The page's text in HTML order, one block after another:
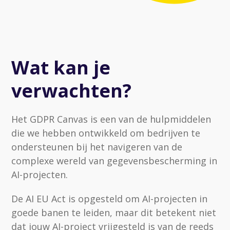
Wat kan je
verwachten?
Het GDPR Canvas is een van de hulpmiddelen
die we hebben ontwikkeld om bedrijven te
ondersteunen bij het navigeren van de
complexe wereld van gegevensbescherming in
AI-projecten.
De AI EU Act is opgesteld om AI-projecten in
goede banen te leiden, maar dit betekent niet
dat jouw AI-project vrijgesteld is van de reeds